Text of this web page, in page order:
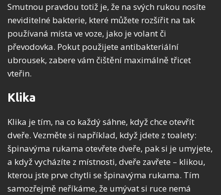
Smutnou pravdou totiž je, že na svých rukou nosíte
neviditelné bakterie, které můžete rozšířit na tak
používaná místa ve voze, jako je volant či
převodovka. Pokut použijete antibakteriální
ubrousek, zabere vám čištění maximálně třicet
vteřin.
Klika
Klika je tím, na co každý sáhne, když chce otevřít
dveře. Vezměte si například, když jdete z toalety:
špinavýma rukama otevřete dveře, pak si je umyjete,
a když vycházíte z místnosti, dveře zavřete – klikou,
kterou jste prve chytli se špinavýma rukama. Tím
samozřejmě neříkáme, že umývat si ruce nemá